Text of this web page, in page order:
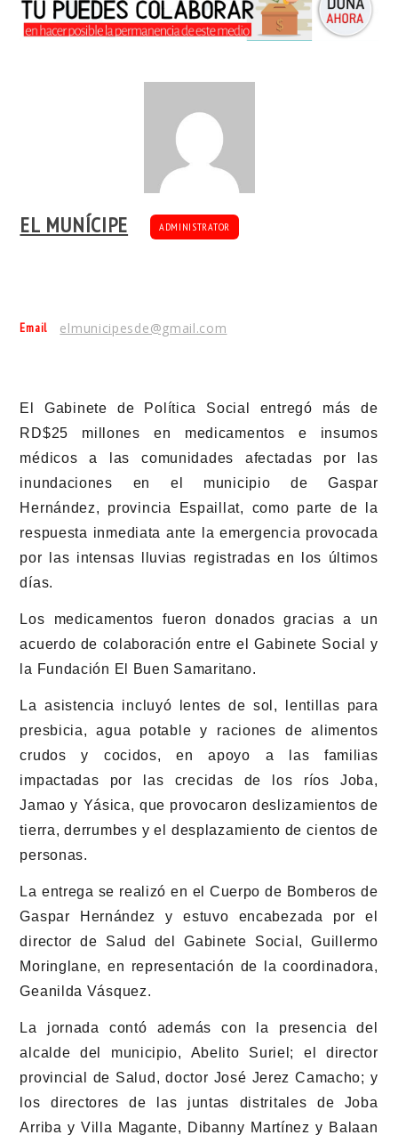
EL MUNÍCIPE ADMINISTRATOR
Email elmunicipesde@gmail.com
El Gabinete de Política Social entregó más de
RD$25 millones en medicamentos e insumos
médicos a las comunidades afectadas por las
inundaciones en el municipio de Gaspar
Hernández, provincia Espaillat, como parte de la
respuesta inmediata ante la emergencia provocada
por las intensas lluvias registradas en los últimos
días.
Los medicamentos fueron donados gracias a un
acuerdo de colaboración entre el Gabinete Social y
la Fundación El Buen Samaritano.
La asistencia incluyó lentes de sol, lentillas para
presbicia, agua potable y raciones de alimentos
crudos y cocidos, en apoyo a las familias
impactadas por las crecidas de los ríos Joba,
Jamao y Yásica, que provocaron deslizamientos de
tierra, derrumbes y el desplazamiento de cientos de
personas.
La entrega se realizó en el Cuerpo de Bomberos de
Gaspar Hernández y estuvo encabezada por el
director de Salud del Gabinete Social, Guillermo
Moringlane, en representación de la coordinadora,
Geanilda Vásquez.
La jornada contó además con la presencia del
alcalde del municipio, Abelito Suriel; el director
provincial de Salud, doctor José Jerez Camacho; y
los directores de las juntas distritales de Joba
Arriba y Villa Magante, Dibanny Martínez y Balaan